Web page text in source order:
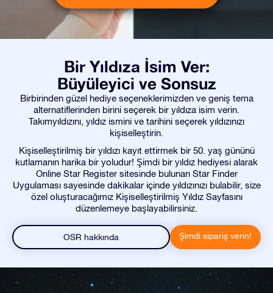
Bir Yıldıza İsim Ver:
Büyüleyici ve Sonsuz
Birbirinden güzel hediye seçeneklerimizden ve geniş tema
alternatiflerinden birini seçerek bir yıldıza isim verin.
Takımyıldızını, yıldız ismini ve tarihini seçerek yıldızınızı
kişiselleştirin.
Kişiselleştirilmiş bir yıldızı kayıt ettirmek bir 50. yaş gününü
kutlamanın harika bir yoludur! Şimdi bir yıldız hediyesi alarak
Online Star Register sitesinde bulunan Star Finder
Uygulaması sayesinde dakikalar içinde yıldızınızı bulabilir, size
özel oluşturacağımız Kişiselleştirilmiş Yıldız Sayfasını
düzenlemeye başlayabilirsiniz.
OSR hakkında Şimdi sipariş verin!